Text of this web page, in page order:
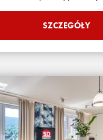
SZCZEGÓŁY